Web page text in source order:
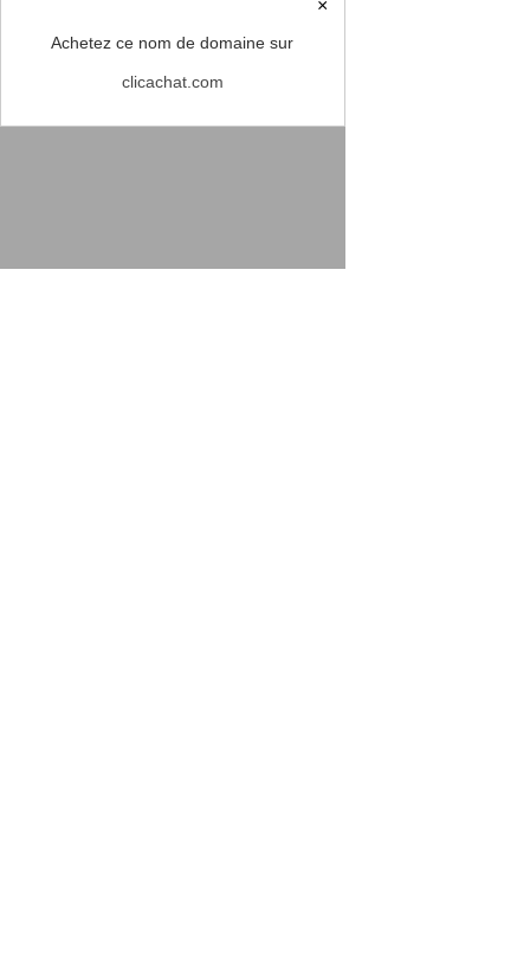
×
Achetez ce nom de domaine sur
clicachat.com